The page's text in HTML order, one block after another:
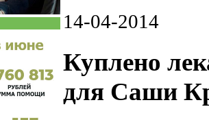
14-04-2014
Куплено
для Саши